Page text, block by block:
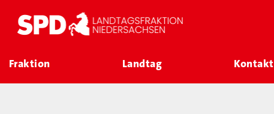
Fraktion Landtag Kontakt